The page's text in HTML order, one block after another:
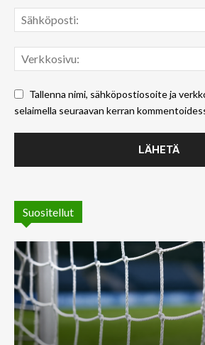
Tallenna nimi, sähköpostiosoite ja
selaimella seuraavan kerran
Suositellut